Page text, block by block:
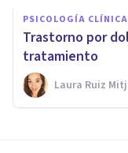
PSICOLOGÍA CLÍNICA
Trastorno por
tratamiento
Laura Ruiz